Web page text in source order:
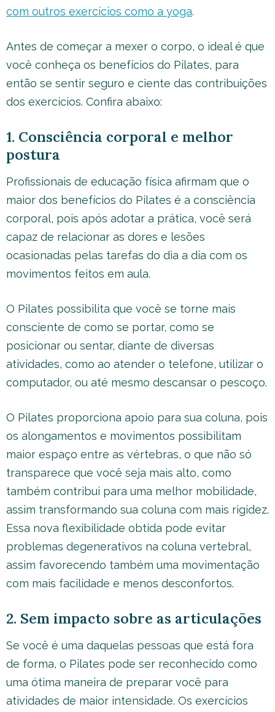
com outros exercícios como a yoga.
Antes de começar a mexer o corpo, o ideal é que
você conheça os benefícios do Pilates, para
então se sentir seguro e ciente das contribuições
dos exercícios. Confira abaixo:
1. Consciência corporal e melhor
postura
Profissionais de educação física afirmam que o
maior dos benefícios do Pilates é a consciência
corporal, pois após adotar a prática, você será
capaz de relacionar as dores e lesões
ocasionadas pelas tarefas do dia a dia com os
movimentos feitos em aula.
O Pilates possibilita que você se torne mais
consciente de como se portar, como se
posicionar ou sentar, diante de diversas
atividades, como ao atender o telefone, utilizar o
computador, ou até mesmo descansar o pescoço.
O Pilates proporciona apoio para sua coluna, pois
os alongamentos e movimentos possibilitam
maior espaço entre as vértebras, o que não só
transparece que você seja mais alto, como
também contribui para uma melhor mobilidade,
assim transformando sua coluna com mais rigidez.
Essa nova flexibilidade obtida pode evitar
problemas degenerativos na coluna vertebral,
assim favorecendo também uma movimentação
com mais facilidade e menos desconfortos.
2. Sem impacto sobre as articulações
Se você é uma daquelas pessoas que está fora
de forma, o Pilates pode ser reconhecido como
uma ótima maneira de preparar você para
atividades de maior intensidade. Os exercícios